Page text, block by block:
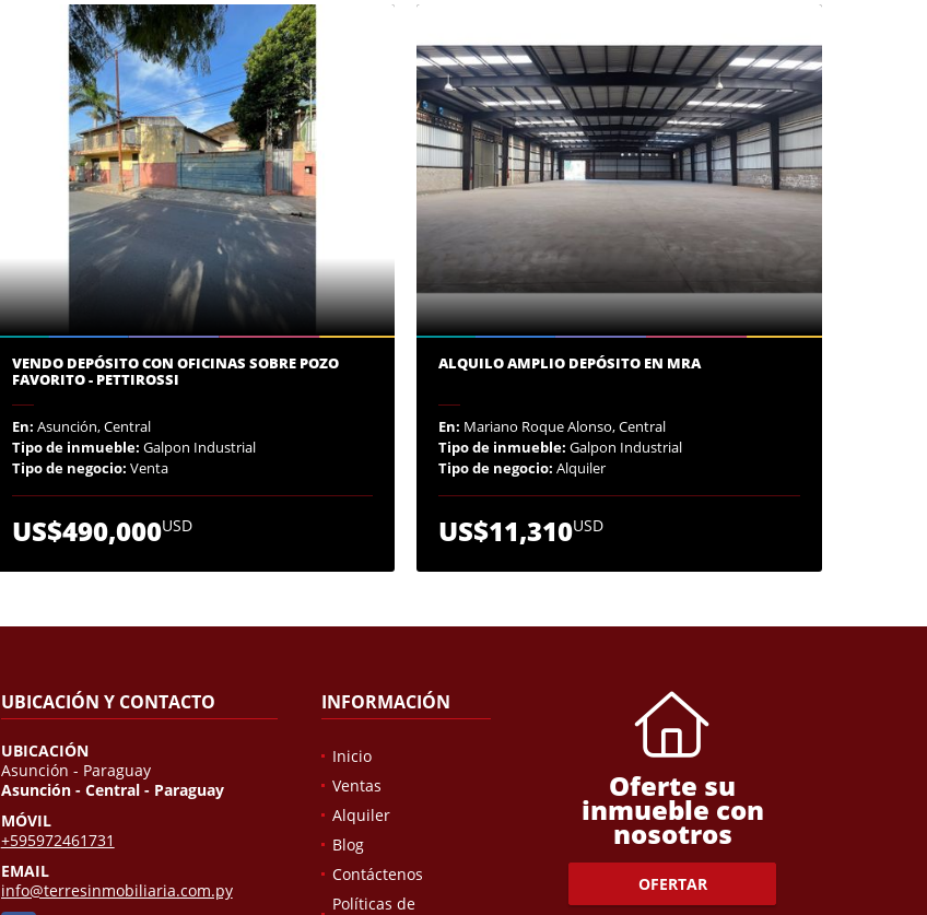
VENDO DEPÓSITO CON OFICINAS SOBRE POZO
FAVORITO - PETTIROSSI
En: Asunción, Central
Tipo de inmueble: Galpon Industrial
Tipo de negocio: Venta
US$490,000USD
ALQUILO AMPLIO DEPÓSITO EN MRA
En: Mariano Roque Alonso, Central
Tipo de inmueble: Galpon Industrial
Tipo de negocio: Alquiler
US$11,310USD
UBICACIÓN Y CONTACTO
UBICACIÓN
Asunción - Paraguay
Asunción - Central - Paraguay
MÓVIL
+595972461731
EMAIL
info@terresinmobiliaria.com.py
INFORMACIÓN
Inicio
Ventas
Alquiler
Blog
Contáctenos
Políticas de
Oferte su
inmueble con
nosotros
OFERTAR